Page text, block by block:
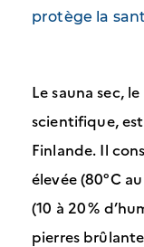
protège la
Le sauna sec,
scientifique,
Finlande. Il
élevée (80°C
(10 à 20 %
pierres